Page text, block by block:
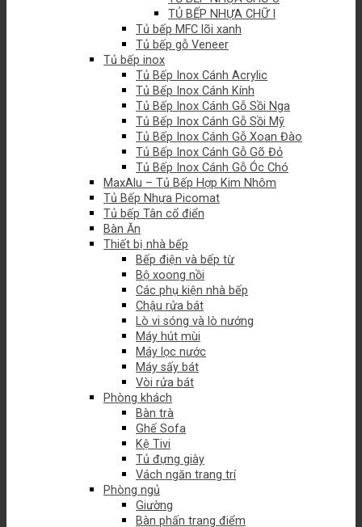
TỦ BẾP NHỰA CHỮ I
Tủ bếp MFC lõi xanh
Tủ bếp gỗ Veneer
Tủ bếp inox
Tủ Bếp Inox Cánh Acrylic
Tủ Bếp Inox Cánh Kính
Tủ Bếp Inox Cánh Gỗ Sồi Nga
Tủ Bếp Inox Cánh Gỗ Sồi Mỹ
Tủ Bếp Inox Cánh Gỗ Xoan Đào
Tủ Bếp Inox Cánh Gỗ Gõ Đỏ
Tủ Bếp Inox Cánh Gỗ Óc Chó
MaxAlu – Tủ Bếp Hợp Kim Nhôm
Tủ Bếp Nhựa Picomat
Tủ bếp Tân cổ điển
Bàn Ăn
Thiết bị nhà bếp
Bếp điện và bếp từ
Bộ xoong nồi
Các phụ kiện nhà bếp
Chậu rửa bát
Lò vi sóng và lò nướng
Máy hút mùi
Máy lọc nước
Máy sấy bát
Vòi rửa bát
Phòng khách
Bàn trà
Ghế Sofa
Kệ Tivi
Tủ đựng giày
Vách ngăn trang trí
Phòng ngủ
Giường
Bàn phấn trang điểm